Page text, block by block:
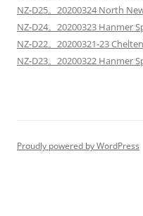
NZ-D25。20200324 North
NZ-D24。20200323 Hanmer
NZ-D22。20200321-23
NZ-D23。20200322 Hanmer
Proudly powered by WordPress